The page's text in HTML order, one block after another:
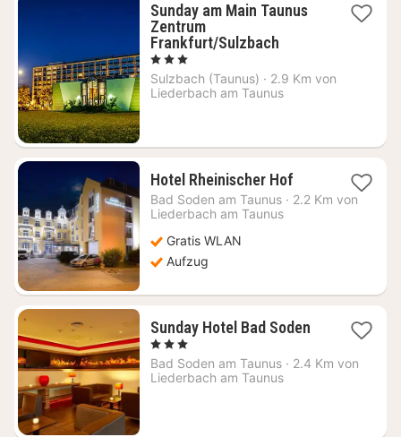
Sunday am Main Taunus
Zentrum
Frankfurt/Sulzbach1
ab
76,33
, 3 Sterne
Sulzbach (Taunus) · 2.9 Km von
Liederbach am Taunus
Hotel Rheinischer Hof1
Nacht
Bad Soden am Taunus · 2.2 Km von
Liederbach am Taunus
Gratis WLAN
Aufzug
Sunday Hotel Bad Soden1
ab
, 3 Sterne
Bad Soden am Taunus · 2.4 Km von
Liederbach am Taunus